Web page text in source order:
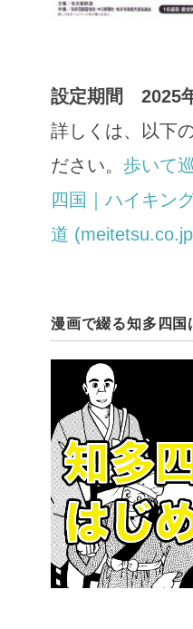
設定期間 2025
詳しくは、以下
ださい。 歩いて
四国｜ハイキン
道
漫画で綴る知多四国